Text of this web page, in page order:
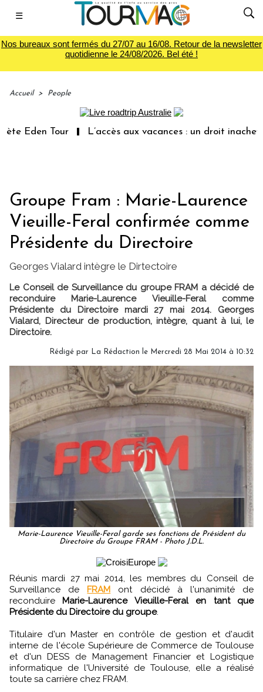
☰
Nos bureaux sont fermés du 27/07 au 16/08. Retour de la newsletter
quotidienne le 24/08/2026. Bel été !
Accueil > People
Tour L’accès aux vacances : un droit inachevé
Groupe Fram : Marie-Laurence
Vieuille-Feral confirmée comme
Présidente du Directoire
Georges Vialard intègre le Dirtectoire
Le Conseil de Surveillance du groupe FRAM a décidé de
reconduire Marie-Laurence Vieuille-Feral comme
Présidente du Directoire mardi 27 mai 2014. Georges
Vialard, Directeur de production, intègre, quant à lui, le
Directoire.
Rédigé par La Rédaction le Mercredi 28 Mai 2014 à 10:32
Marie-Laurence Vieuille-Feral garde ses fonctions de Président du
Directoire du Groupe FRAM - Photo J.D.L.
Réunis mardi 27 mai 2014, les membres du Conseil de
Surveillance de FRAM ont décidé à l'unanimité de
reconduire Marie-Laurence Vieuille-Feral en tant que
Présidente du Directoire du groupe.
Titulaire d'un Master en contrôle de gestion et d'audit
interne de l'école Supérieure de Commerce de Toulouse
et d'un DESS de Management Financier et Logistique
informatique de l'Université de Toulouse, elle a réalisé
toute sa carrière chez FRAM.